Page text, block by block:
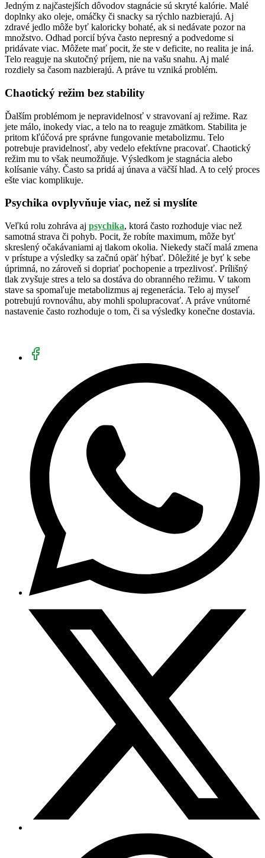
Jedným z najčastejších dôvodov stagnácie sú skryté kalórie. Malé
doplnky ako oleje, omáčky či snacky sa rýchlo nazbierajú. Aj
zdravé jedlo môže byť kaloricky bohaté, ak si nedávate pozor na
množstvo. Odhad porcií býva často nepresný a podvedome si
pridávate viac. Môžete mať pocit, že ste v deficite, no realita je iná.
Telo reaguje na skutočný príjem, nie na vašu snahu. Aj malé
rozdiely sa časom nazbierajú. A práve tu vzniká problém.
Chaotický režim bez stability
Ďalším problémom je nepravidelnosť v stravovaní aj režime. Raz
jete málo, inokedy viac, a telo na to reaguje zmätkom. Stabilita je
pritom kľúčová pre správne fungovanie metabolizmu. Telo
potrebuje pravidelnosť, aby vedelo efektívne pracovať. Chaotický
režim mu to však neumožňuje. Výsledkom je stagnácia alebo
kolísanie váhy. Často sa pridá aj únava a väčší hlad. A to celý proces
ešte viac komplikuje.
Psychika ovplyvňuje viac, než si myslíte
Veľkú rolu zohráva aj psychika, ktorá často rozhoduje viac než
samotná strava či pohyb. Pocit, že robíte maximum, môže byť
skreslený očakávaniami aj tlakom okolia. Niekedy stačí malá zmena
v prístupe a výsledky sa začnú opäť hýbať. Dôležité je byť k sebe
úprimná, no zároveň si dopriať pochopenie a trpezlivosť. Prílišný
tlak zvyšuje stres a telo sa dostáva do obranného režimu. V takom
stave sa spomaľuje metabolizmus aj regenerácia. Telo aj myseľ
potrebujú rovnováhu, aby mohli spolupracovať. A práve vnútorné
nastavenie často rozhoduje o tom, či sa výsledky konečne dostavia.